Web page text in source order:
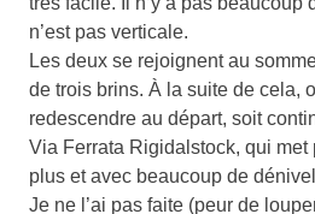
n’est pas verticale.
Les deux se rejoignent au
de trois brins. À la suite de cela,
redescendre au départ, soit
Via Ferrata Rigidalstock, qui
plus et avec beaucoup de
Je ne l’ai pas faite (peur de